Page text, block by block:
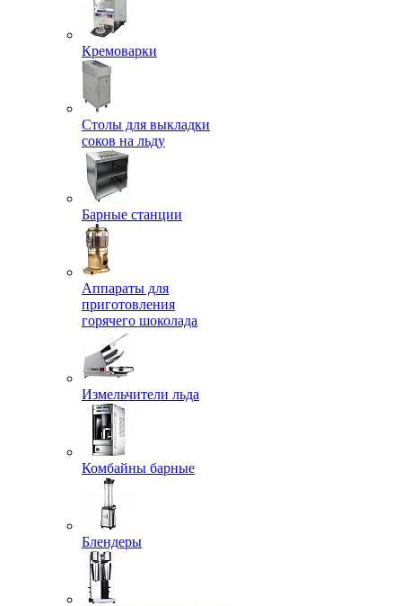
Кремоварки
Столы для выкладки
соков на льду
Барные станции
Аппараты для
приготовления
горячего шоколада
Измельчители льда
Комбайны барные
Блендеры